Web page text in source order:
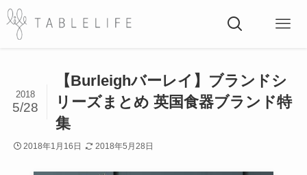
【Burleighバーレイ】ブランドシ
リーズまとめ 英国食器ブランド特
集
2018
5/28
2018年1月16日 2018年5月28日